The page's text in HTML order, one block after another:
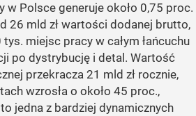
w Polsce generuje około 0,75 proc.
26 mld zł wartości dodanej brutto,
miejsc pracy w całym łańcuchu
po dystrybucję i detal. Wartość
przekracza 21 mld zł rocznie,
wzrosła o około 45 proc.,
jedna z bardziej dynamicznych